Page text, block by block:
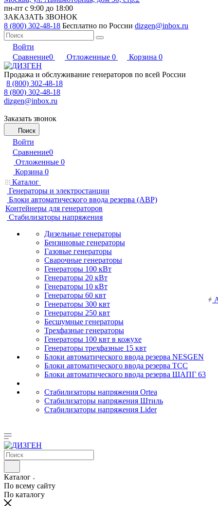
пн-пт с 9:00 до 18:00
ЗАКАЗАТЬ ЗВОНОК
8 (800) 302-48-18 Бесплатно по России dizgen@inbox.ru
Войти
Сравнение0 Отложенные 0 Корзина 0
Продажа и обслуживание генераторов по всей России
8 (800) 302-48-18
8 (800) 302-48-18
dizgen@inbox.ru
Заказать звонок
Поиск
Войти
Сравнение0
Отложенные 0
Корзина 0
Каталог
Генераторы и электростанции
Блоки автоматического ввода резерва (АВР)
Контейнеры для генераторов
Стабилизаторы напряжения
Дизельные генераторы
Бензиновые генераторы
Газовые генераторы
Сварочные генераторы
Генераторы 100 кВт
Генераторы 20 кВт
Генераторы 10 кВт
Генераторы 60 квт
Генераторы 300 квт
Генераторы 250 квт
Бесшумные генераторы
Трехфазные генераторы
Генераторы 100 квт в кожухе
Генераторы трехфазные 15 квт
Блоки автоматического ввода резерва NESGEN
Блоки автоматического ввода резерва ТСС
Блоки автоматического ввода резерва ЩАПГ 63
Стабилизаторы напряжения Ortea
Стабилизаторы напряжения Штиль
Стабилизаторы напряжения Lider
Каталог
По всему сайту
По каталогу